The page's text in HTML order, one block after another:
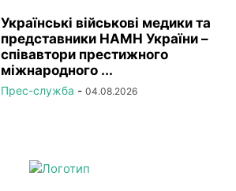
Українські військові медики та
представники НАМН України –
співавтори престижного
міжнародного ...
Прес-служба - 04.08.2026